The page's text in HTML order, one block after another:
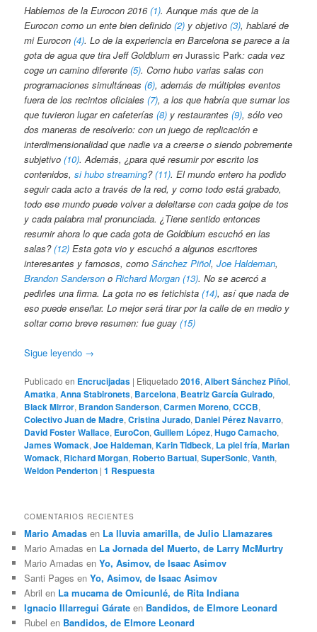
Hablemos de la Eurocon 2016(1). Aunque más que de la
Eurocon como un ente bien definido(2) y objetivo(3), hablaré de
mi Eurocon(4). Lo de la experiencia en Barcelona se parece a la
gota de agua que tira Jeff Goldblum enJurassic Park: cada vez
coge un camino diferente(5). Como hubo varias salas con
programaciones simultáneas(6), además de múltiples eventos
fuera de los recintos oficiales(7), a los que habría que sumar los
que tuvieron lugar en cafeterías(8) y restaurantes(9), sólo veo
dos maneras de resolverlo: con un juego de replicación e
interdimensionalidad que nadie va a creerse o siendo pobremente
subjetivo(10). Además, ¿para qué resumir por escrito los
contenidos,si hubo streaming?(11). El mundo entero ha podido
seguir cada acto a través de la red, y como todo está grabado,
todo ese mundo puede volver a deleitarse con cada golpe de tos
y cada palabra mal pronunciada. ¿Tiene sentido entonces
resumir ahora lo que cada gota de Goldblum escuchó en las
salas?(12) Esta gota vio y escuchó a algunos escritores
interesantes y famosos, comoSánchez Piñol,Joe Haldeman,
Brandon Sanderson oRichard Morgan (13). No se acercó a
pedirles una firma. La gota no es fetichista(14), así que nada de
eso puede enseñar. Lo mejor será tirar por la calle de en medio y
soltar como breve resumen: fue guay(15)
Sigue leyendo →
Publicado en Encrucijadas | Etiquetado 2016,Albert Sánchez Piñol,
Amatka,Anna Stabironets, Barcelona, Beatriz García Guirado,
Black Mirror, Brandon Sanderson,Carmen Moreno,CCCB,
Colectivo Juan de Madre,Cristina Jurado, Daniel Pérez Navarro,
David Foster Wallace, EuroCon,Guillem López,Hugo Camacho,
James Womack,Joe Haldeman,Karin Tidbeck, La piel fría,Marian
Womack, Richard Morgan, Roberto Bartual,SuperSonic,Vanth,
Weldon Penderton |1 Respuesta
COMENTARIOS RECIENTES
Mario Amadas en La lluvia amarilla, de Julio Llamazares
Mario Amadas en La Jornada del Muerto, de Larry McMurtry
Mario Amadas enYo, Asimov, de Isaac Asimov
Santi Pages enYo, Asimov, de Isaac Asimov
Abril en La mucama de Omicunlé, de Rita Indiana
Ignacio Illarregui Gárate en Bandidos, de Elmore Leonard
Rubel en Bandidos, de Elmore Leonard